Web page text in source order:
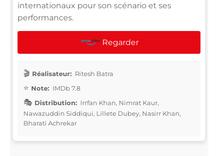
internationaux pour son scénario et ses
performances.
Regarder
Réalisateur: Ritesh Batra
Note: IMDb 7.8
Distribution: Irrfan Khan, Nimrat Kaur,
Nawazuddin Siddiqui, Lillete Dubey, Nasirr Khan,
Bharati Achrekar